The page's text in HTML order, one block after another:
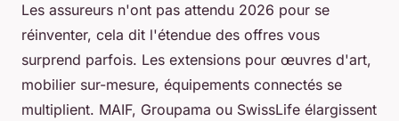
Les assureurs n'ont pas attendu 2026 pour se
réinventer, cela dit l'étendue des offres vous
surprend parfois. Les extensions pour œuvres d'art,
mobilier sur-mesure, équipements connectés se
multiplient. MAIF, Groupama ou SwissLife élargissent